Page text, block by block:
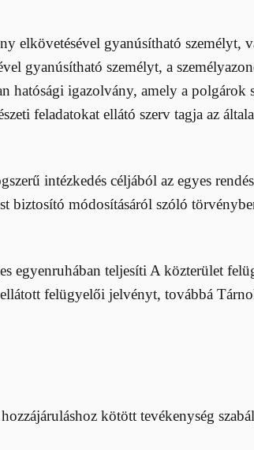
elkövetésével gyanúsítható személyt,
gyanúsítható személyt, a
hatósági igazolvány, amely a polgárok
feladatokat ellátó szerv tagja az
intézkedés céljából az egyes
biztosító módosításáról szóló
egyenruhában teljesíti A közterület
felügyelői jelvényt, továbbá
kötött tevékenység